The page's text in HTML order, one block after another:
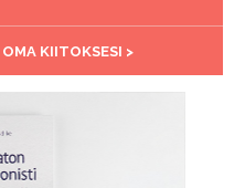
KIITOKSESI >